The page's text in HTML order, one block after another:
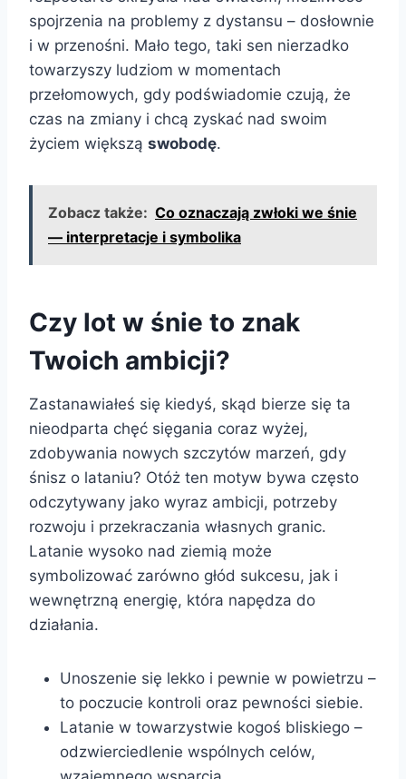
spojrzenia na problemy z dystansu – dosłownie
i w przenośni. Mało tego, taki sen nierzadko
towarzyszy ludziom w momentach
przełomowych, gdy podświadomie czują, że
czas na zmiany i chcą zyskać nad swoim
życiem większą swobodę.
Zobacz także: Co oznaczają zwłoki we śnie
— interpretacje i symbolika
Czy lot w śnie to znak
Twoich ambicji?
Zastanawiałeś się kiedyś, skąd bierze się ta
nieodparta chęć sięgania coraz wyżej,
zdobywania nowych szczytów marzeń, gdy
śnisz o lataniu? Otóż ten motyw bywa często
odczytywany jako wyraz ambicji, potrzeby
rozwoju i przekraczania własnych granic.
Latanie wysoko nad ziemią może
symbolizować zarówno głód sukcesu, jak i
wewnętrzną energię, która napędza do
działania.
Unoszenie się lekko i pewnie w powietrzu –
to poczucie kontroli oraz pewności siebie.
Latanie w towarzystwie kogoś bliskiego –
odzwierciedlenie wspólnych celów,